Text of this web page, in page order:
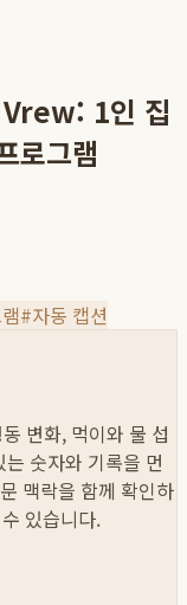
Vrew: 1인 집
로그램
#자동 캡션
변화, 먹이와 물 섭
숫자와 기록을 먼
맥락을 함께 확인하
있습니다.